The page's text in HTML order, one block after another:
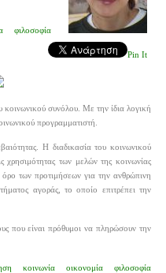
φιλοσοφία
Pin It
κοινωνικού συνόλου. Με την ίδια λογική
προγραμματιστή.
Η διαδικασία του κοινωνικού
των μελών της κοινωνίας
των προτιμήσεων για την ανθρώπινη
αγοράς, το οποίο επιτρέπει την
που είναι πρόθυμοι να πληρώσουν την
κοινωνία οικονομία φιλοσοφία